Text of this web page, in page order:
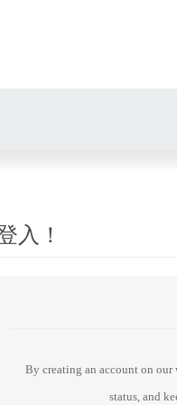
入！
By creating an account on our
status, and